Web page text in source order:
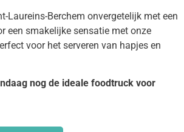
Laureins-Berchem onvergetelijk met een
een smakelijke sensatie met onze
voor het serveren van hapjes en
nog de ideale foodtruck voor